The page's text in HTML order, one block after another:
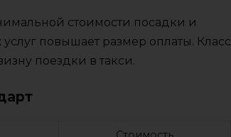
стоимости посадки и
повышает размер оплаты. Класс
поездки в такси.